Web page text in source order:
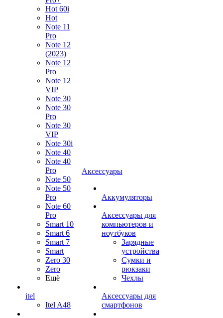
Hot 60i
Hot
Note 11
Pro
Note 12
(2023)
Note 12
Pro
Note 12
VIP
Note 30
Note 30
Pro
Note 30
VIP
Note 30i
Note 40
Note 40
Pro
Note 50
Note 50
Pro
Note 60
Pro
Smart 10
Smart 6
Smart 7
Smart
Zero 30
Zero
Ещё
itel
Itel A48
Аксессуары
Аккумуляторы
Аксессуары для
компьютеров и
ноутбуков
Зарядные
устройства
Сумки и
рюкзаки
Чехлы
Аксессуары для
смартфонов